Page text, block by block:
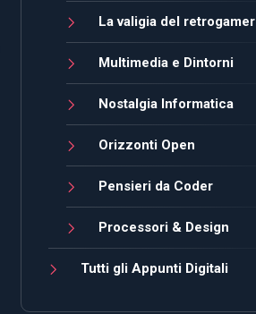
La valigia del retrogamer
Multimedia e Dintorni
Nostalgia Informatica
Orizzonti Open
Pensieri da Coder
Processori & Design
Tutti gli Appunti Digitali